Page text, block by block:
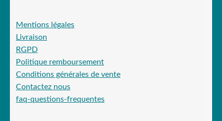
Mentions légales
Livraison
RGPD
Politique remboursement
Conditions générales de vente
Contactez nous
faq-questions-frequentes